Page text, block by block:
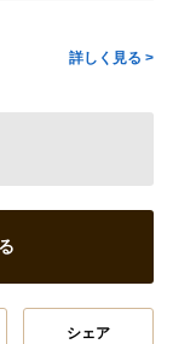
詳しく見る >
シェア